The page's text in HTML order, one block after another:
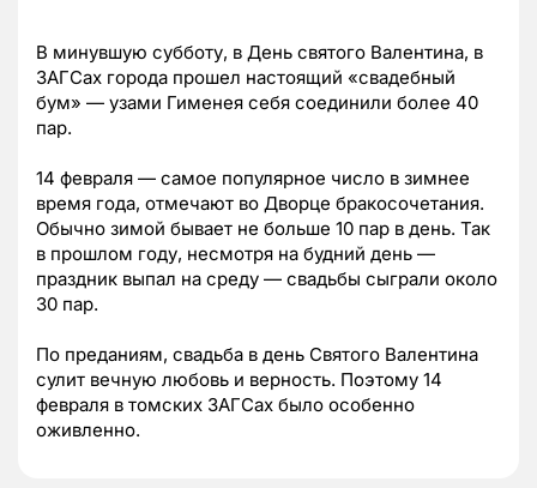
В минувшую субботу, в День святого Валентина, в
ЗАГСах города прошел настоящий «свадебный
бум» — узами Гименея себя соединили более 40
пар.
14 февраля — самое популярное число в зимнее
время года, отмечают во Дворце бракосочетания.
Обычно зимой бывает не больше 10 пар в день. Так
в прошлом году, несмотря на будний день —
праздник выпал на среду — свадьбы сыграли около
30 пар.
По преданиям, свадьба в день Святого Валентина
сулит вечную любовь и верность. Поэтому 14
февраля в томских ЗАГСах было особенно
оживленно.